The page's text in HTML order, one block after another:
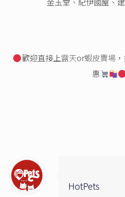
歡迎直接上露天or蝦皮賣場
惠
HotPets